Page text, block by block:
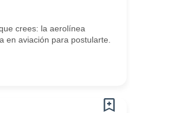
crees: la aerolínea
en aviación para postularte.